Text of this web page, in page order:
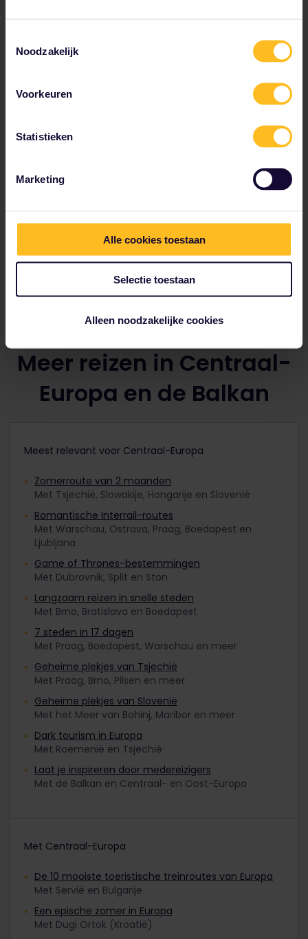
Noodzakelijk
Voorkeuren
Statistieken
Marketing
Alle cookies toestaan
Selectie toestaan
Alleen noodzakelijke cookies
Meer reizen in Centraal-
Europa en de Balkan
Meest relevant voor Centraal-Europa
Zomerroute van 2 maanden
Met Tsjechië, Slowakije, Hongarije en Slovenië
Romantische Interrail-routes
Met Warschau, Ostrava, Praag, Boedapest en
Ljubljana
Game of Thrones-bestemmingen
Met Dubrovnik, Split en Ston
Langzaam reizen in snelle steden
Met Brno, Bratislava en Boedapest
7 steden in 17 dagen
Met Praag, Boedapest, Warschau en meer
Geheime plekjes van Tsjechië
Met Praag, Brno, Pilsen en meer
Geheime plekjes van Slovenië
Met het Meer van Bohinj, Maribor en meer
Dark tourism in Europa
Met Roemenië en Tsjechië
Laat je inspireren door medereizigers
Met de Balkan en Centraal- en Oost-Europa
Met Centraal-Europa
De 10 mooiste toeristische treinroutes van Europa
Met Servië en Bulgarije
Een epische zomer in Europa
Met Dugi Ortok (Kroatië)